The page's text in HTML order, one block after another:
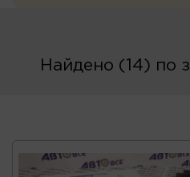
Найдено (14) по